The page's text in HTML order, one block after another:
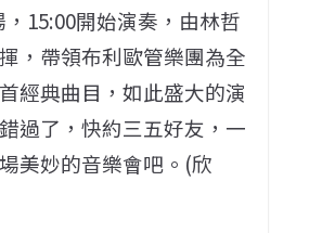
，15:00開始演奏，由林哲
，帶領布利歐管樂團為全
經典曲目，如此盛大的演
過了，快約三五好友，一
美妙的音樂會吧。(欣